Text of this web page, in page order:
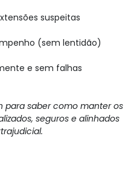
suspeitas
(sem lentidão)
e sem falhas
para saber como manter os
seguros e alinhados